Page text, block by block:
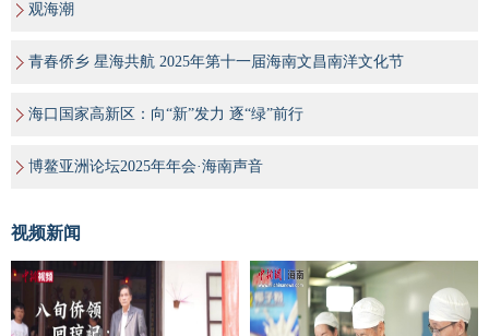
观海潮
青春侨乡 星海共航 2025年第十一届海南文昌南洋文化节
海口国家高新区：向“新”发力 逐“绿”前行
博鳌亚洲论坛2025年年会·海南声音
视频新闻